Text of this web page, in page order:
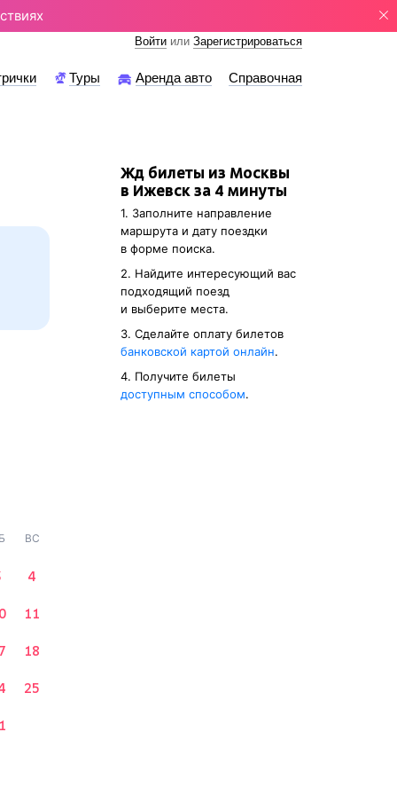
Войти или Зарегистрироваться
Туры Аренда авто Справочная
ВС
4
11
18
25
Жд билеты из Москвы
в Ижевск за 4 минуты
1. Заполните направление
маршрута и дату поездки
в форме поиска.
2. Найдите интересующий вас
подходящий поезд
и выберите места.
3. Cделайте оплату билетов
банковской картой онлайн.
4. Получите билеты
доступным способом.